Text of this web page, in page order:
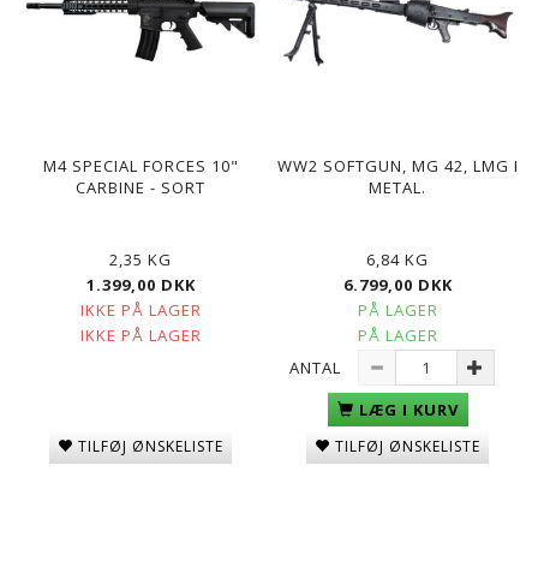
M4 SPECIAL FORCES 10"
CARBINE - SORT
2,35 KG
1.399,00 DKK
IKKE PÅ LAGER
IKKE PÅ LAGER
TILFØJ ØNSKELISTE
WW2 SOFTGUN, MG 42, LMG I
METAL.
6,84 KG
6.799,00 DKK
PÅ LAGER
PÅ LAGER
ANTAL
LÆG I KURV
TILFØJ ØNSKELISTE